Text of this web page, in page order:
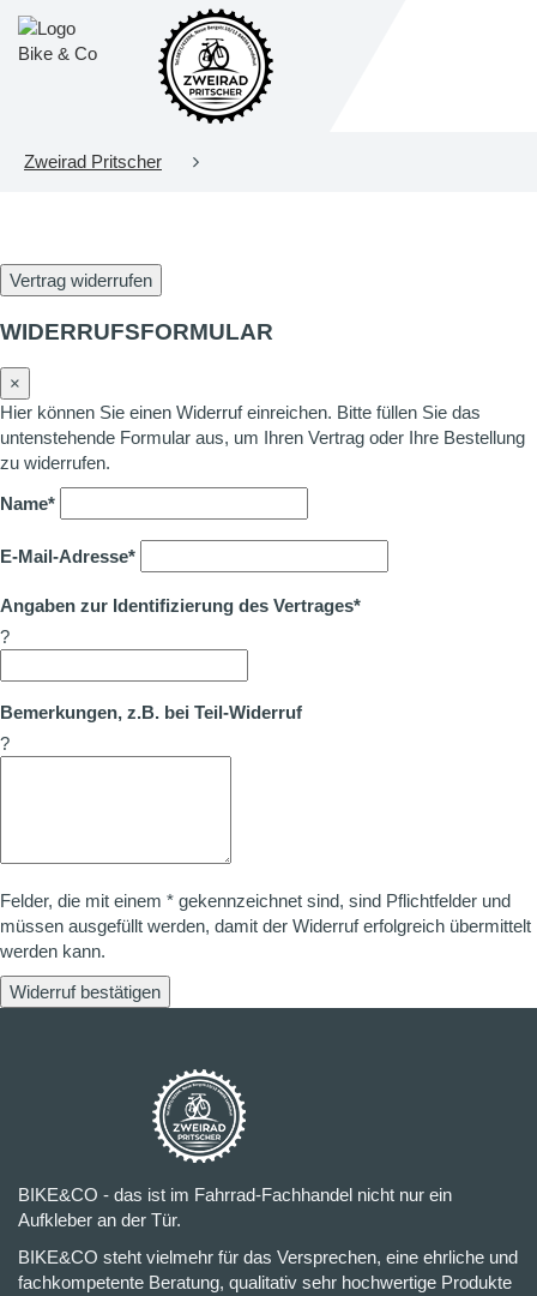
Zweirad Pritscher
Vertrag widerrufen
WIDERRUFSFORMULAR
×
Hier können Sie einen Widerruf einreichen. Bitte füllen Sie das
untenstehende Formular aus, um Ihren Vertrag oder Ihre Bestellung
zu widerrufen.
Name*
E-Mail-Adresse*
Angaben zur Identifizierung des Vertrages*
?
Bemerkungen, z.B. bei Teil-Widerruf
?
Felder, die mit einem * gekennzeichnet sind, sind Pflichtfelder und
müssen ausgefüllt werden, damit der Widerruf erfolgreich übermittelt
werden kann.
Widerruf bestätigen
BIKE&CO - das ist im Fahrrad-Fachhandel nicht nur ein
Aufkleber an der Tür.
BIKE&CO steht vielmehr für das Versprechen, eine ehrliche und
fachkompetente Beratung, qualitativ sehr hochwertige Produkte